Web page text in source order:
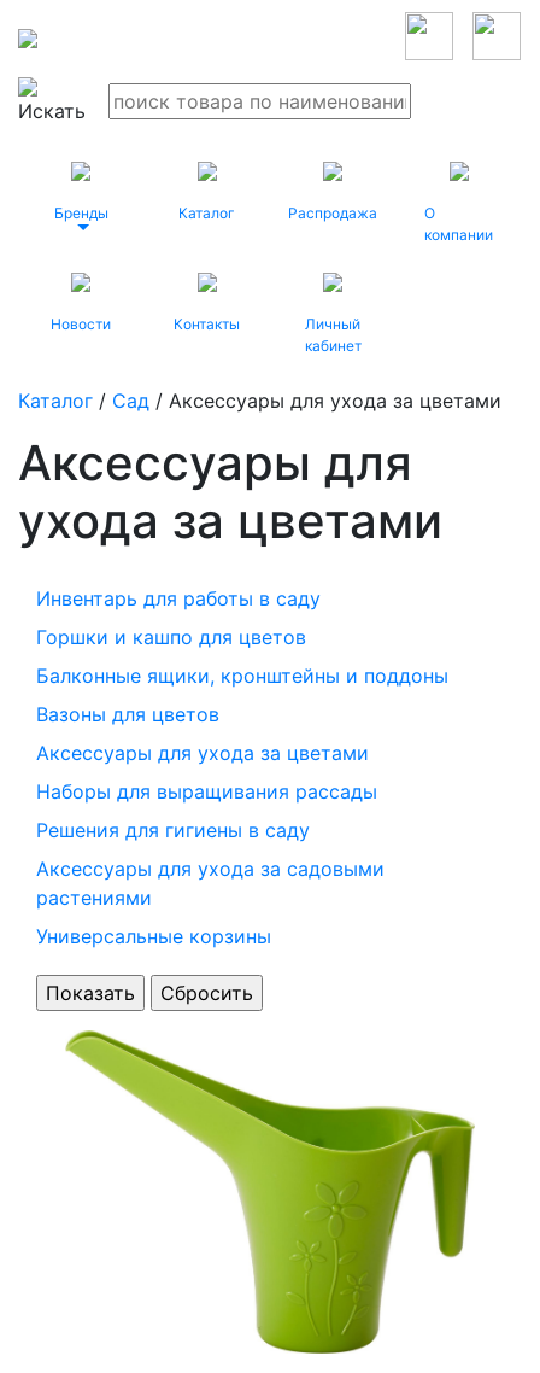
Бренды Каталог Распродажа
О
компании
Новости Контакты
Личный
кабинет
Каталог / Сад / Аксессуары для ухода за цветами
Аксессуары для
ухода за цветами
Инвентарь для работы в саду
Горшки и кашпо для цветов
Балконные ящики, кронштейны и поддоны
Вазоны для цветов
Аксессуары для ухода за цветами
Наборы для выращивания рассады
Решения для гигиены в саду
Аксессуары для ухода за садовыми
растениями
Универсальные корзины